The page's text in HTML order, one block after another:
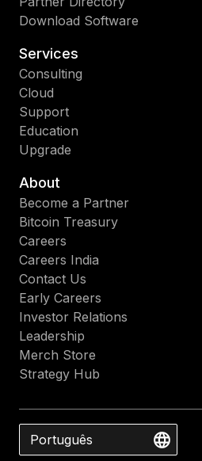
Download Software
Services
Consulting
Cloud
Support
Education
Upgrade
About
Become a Partner
Bitcoin Treasury
Careers
Careers India
Contact Us
Early Careers
Investor Relations
Leadership
Merch Store
Strategy Hub
Português